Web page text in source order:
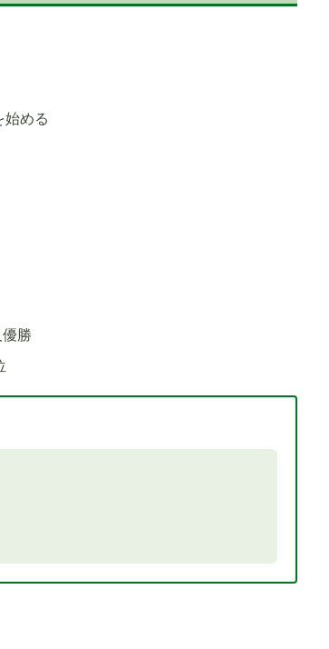
始める
勝